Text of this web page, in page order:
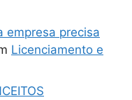
empresa precisa
Licenciamento e